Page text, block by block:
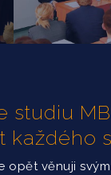
studiu
každého
věnuji